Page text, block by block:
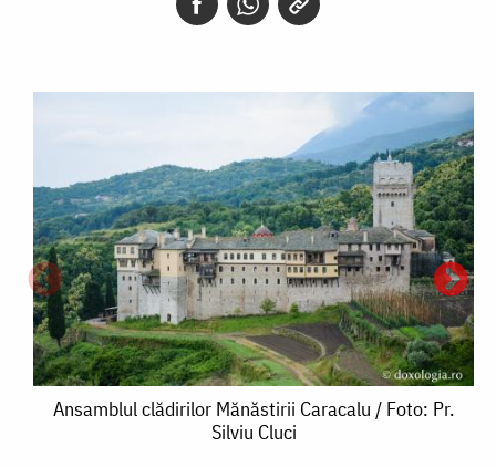
Ansamblul
Ansamblul clădirilor Mănăstirii Caracalu / Foto: Pr.
Silviu Cluci